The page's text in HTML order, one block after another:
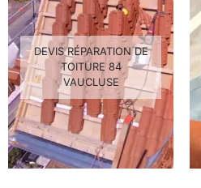
DEVIS RÉPARATION DE
TOITURE 84
VAUCLUSE